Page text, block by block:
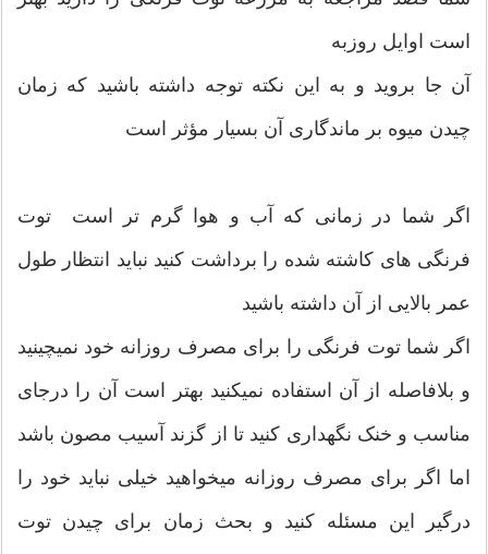
است اوایل روزبه
آن جا بروید و به این نکته توجه داشته باشید که زمان
چیدن میوه بر ماندگاری آن بسیار مؤثر است
اگر شما در زمانی که آب و هوا گرم تر است توت
فرنگی های کاشته شده را برداشت کنید نباید انتظار طول
عمر بالایی از آن داشته باشید
اگر شما توت فرنگی را برای مصرف روزانه خود نمیچینید
و بلافاصله از آن استفاده نمیکنید بهتر است آن را درجای
مناسب و خنک نگهداری کنید تا از گزند آسیب مصون باشد
اما اگر برای مصرف روزانه میخواهید خیلی نباید خود را
درگیر این مسئله کنید و بحث زمان برای چیدن توت